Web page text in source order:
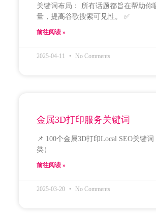
关键词布局： 所有话题都旨在帮助你
量，提高谷歌搜索可见性。 ✅
前往阅读 »
2025-04-11 No Comments
金属3D打印服务关键词
📌 100个金属3D打印Local SEO关键
类）
前往阅读 »
2025-03-20 No Comments